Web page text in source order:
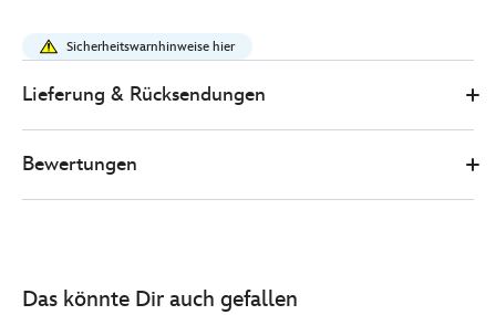
limitierte-
strickkuscheltier-
Sicherheitswarnhinweise hier
Lieferung & Rücksendungen
Bewertungen
Das könnte Dir auch gefallen